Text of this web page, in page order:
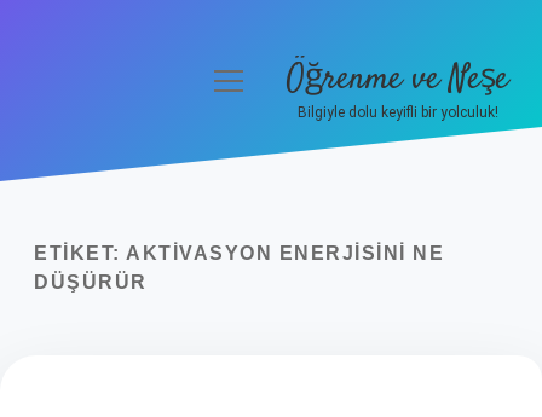
Yasal Uyarı
menüyüÖğrenme ve Neşe
Bilgiyle dolu keyifli bir yolculuk!
ETIKET: AKTIVASYON ENERJISINI NE
DÜŞÜRÜR